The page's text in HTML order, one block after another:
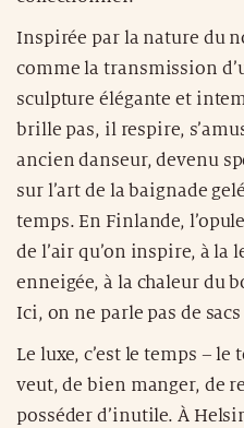
Inspirée par la nature du
comme la transmission
sculpture élégante et
brille pas, il respire,
ancien danseur, devenu
sur l’art de la baignade
temps. En Finlande,
de l’air qu’on inspire, à la
enneigée, à la chaleur du
Ici, on ne parle pas de
Le luxe, c’est le temps – le
veut, de bien manger, de
posséder d’inutile. À